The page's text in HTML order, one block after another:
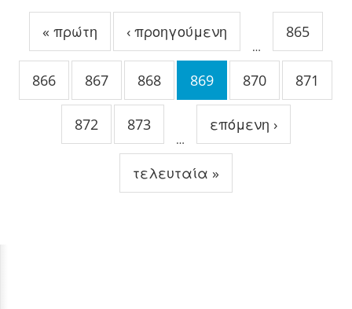
« πρώτη ‹ προηγούμενη
…
865
866 867 868 869 870 871
872 873
…
επόμενη ›
τελευταία »